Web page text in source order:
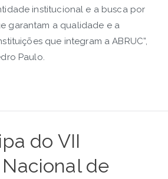
institucional e a busca por
garantam a qualidade e a
que integram a ABRUC”,
Paulo.
do VII
de